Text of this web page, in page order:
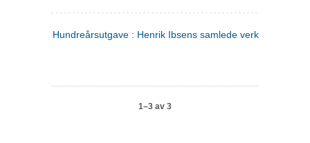
Hundreårsutgave : Henrik Ibsens samlede verker. 4
1–3 av 3